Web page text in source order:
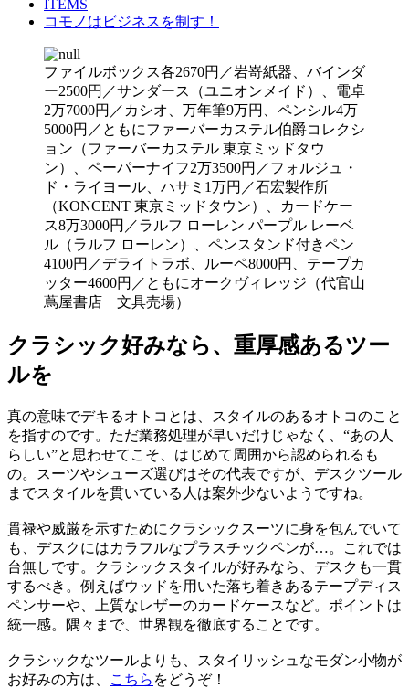
ITEMS
コモノはビジネスを制す！
ファイルボックス各2670円／岩嵜紙器、バインダ
ー2500円／サンダース（ユニオンメイド）、電卓
2万7000円／カシオ、万年筆9万円、ペンシル4万
5000円／ともにファーバーカステル伯爵コレクシ
ョン（ファーバーカステル 東京ミッドタウ
ン）、ペーパーナイフ2万3500円／フォルジュ・
ド・ライヨール、ハサミ1万円／石宏製作所
（KONCENT 東京ミッドタウン）、カードケー
ス8万3000円／ラルフ ローレン パープル レーベ
ル（ラルフ ローレン）、ペンスタンド付きペン
4100円／デライトラボ、ルーペ8000円、テープカ
ッター4600円／ともにオークヴィレッジ（代官山
蔦屋書店 文具売場）
クラシック好みなら、重厚感あるツー
ルを
真の意味でデキるオトコとは、スタイルのあるオトコのこと
を指すのです。ただ業務処理が早いだけじゃなく、“あの人
らしい”と思わせてこそ、はじめて周囲から認められるも
の。スーツやシューズ選びはその代表ですが、デスクツール
までスタイルを貫いている人は案外少ないようですね。
貫禄や威厳を示すためにクラシックスーツに身を包んでいて
も、デスクにはカラフルなプラスチックペンが…。これでは
台無しです。クラシックスタイルが好みなら、デスクも一貫
するべき。例えばウッドを用いた落ち着きあるテープディス
ペンサーや、上質なレザーのカードケースなど。ポイントは
統一感。隅々まで、世界観を徹底することです。
クラシックなツールよりも、スタイリッシュなモダン小物が
お好みの方は、
こちら をどうぞ！